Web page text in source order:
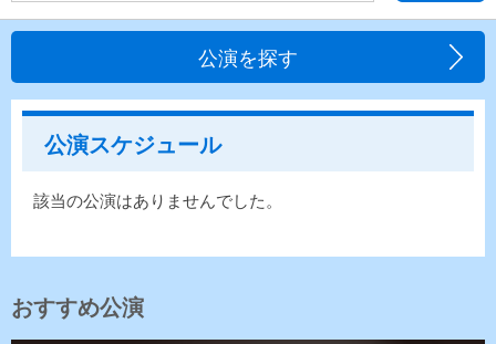
公演を探す
公演スケジュール
該当の公演はありませんでした。
おすすめ公演